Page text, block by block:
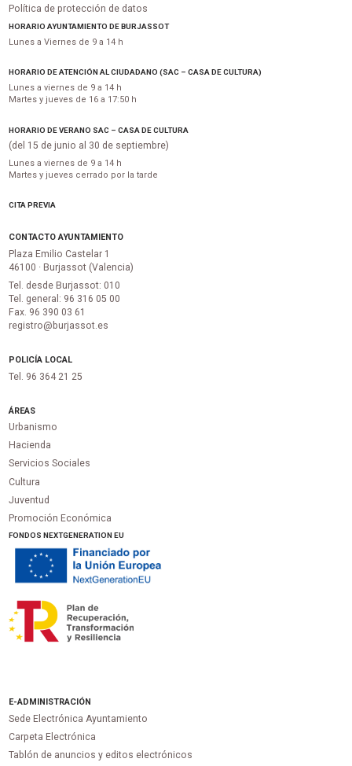
Política de protección de datos
HORARIO AYUNTAMIENTO DE BURJASSOT
Lunes a Viernes de 9 a 14 h
HORARIO DE ATENCIÓN AL CIUDADANO (SAC – CASA DE CULTURA)
Lunes a viernes de 9 a 14 h
Martes y jueves de 16 a 17:50 h
HORARIO DE VERANO SAC – CASA DE CULTURA
(del 15 de junio al 30 de septiembre)
Lunes a viernes de 9 a 14 h
Martes y jueves cerrado por la tarde
CITA PREVIA
CONTACTO AYUNTAMIENTO
Plaza Emilio Castelar 1
46100 · Burjassot (Valencia)
Tel. desde Burjassot: 010
Tel. general: 96 316 05 00
Fax. 96 390 03 61
registro@burjassot.es
POLICÍA LOCAL
Tel. 96 364 21 25
ÁREAS
Urbanismo
Hacienda
Servicios Sociales
Cultura
Juventud
Promoción Económica
FONDOS NEXTGENERATION EU
E-ADMINISTRACIÓN
Sede Electrónica Ayuntamiento
Carpeta Electrónica
Tablón de anuncios y editos electrónicos